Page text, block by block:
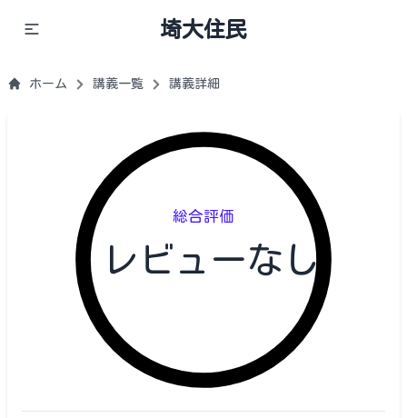
埼大住民
ホーム 講義一覧 講義詳細
総合評価
レビューなし